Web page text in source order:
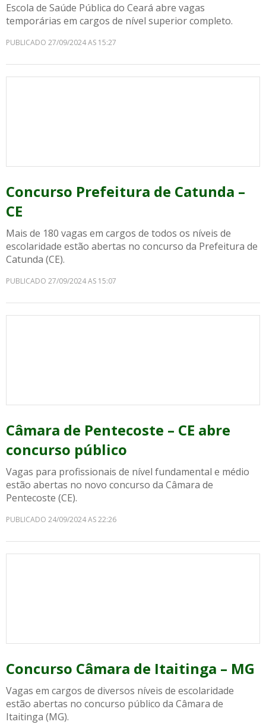
Escola de Saúde Pública do Ceará abre vagas
temporárias em cargos de nível superior completo.
PUBLICADO 27/09/2024 AS 15:27
Concurso Prefeitura de Catunda –
CE
Mais de 180 vagas em cargos de todos os níveis de
escolaridade estão abertas no concurso da Prefeitura de
Catunda (CE).
PUBLICADO 27/09/2024 AS 15:07
Câmara de Pentecoste – CE abre
concurso público
Vagas para profissionais de nível fundamental e médio
estão abertas no novo concurso da Câmara de
Pentecoste (CE).
PUBLICADO 24/09/2024 AS 22:26
Concurso Câmara de Itaitinga – MG
Vagas em cargos de diversos níveis de escolaridade
estão abertas no concurso público da Câmara de
Itaitinga (MG).